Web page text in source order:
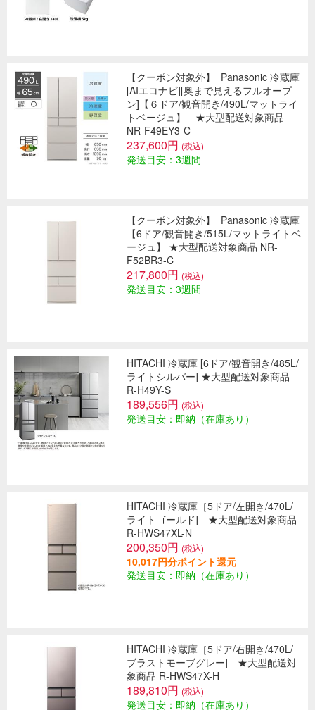
【クーポン対象外】
Panasonic 冷蔵庫
[AIエコナビ][奥まで見えるフルオープ
ン]【６ドア/観音開き/490L/マットライ
トベージュ】 ★大型配送対象商品
NR-F49EY3-C
237,600円 (税込)
発送目安：3週間
【クーポン対象外】
Panasonic 冷蔵庫
【6ドア/観音開き/515L/マットライトベ
ージュ】 ★大型配送対象商品 NR-
F52BR3-C
217,800円 (税込)
発送目安：3週間
HITACHI 冷蔵庫 [6ドア/観音開き/485L/
ライトシルバー] ★大型配送対象商品
R-H49Y-S
189,556円 (税込)
発送目安：即納（在庫あり）
HITACHI 冷蔵庫［5ドア/左開き/470L/
ライトゴールド] ★大型配送対象商品
R-HWS47XL-N
200,350円 (税込)
10,017円分ポイント還元
発送目安：即納（在庫あり）
HITACHI 冷蔵庫［5ドア/右開き/470L/
ブラストモーブグレー] ★大型配送対
象商品 R-HWS47X-H
189,810円 (税込)
発送目安：即納（在庫あり）